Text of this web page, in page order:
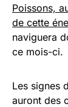
Poissons,
de cette
naviguera
ce mois-ci.
Les signes
auront des